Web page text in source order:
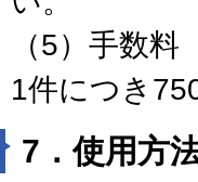
（5）手数料
1件につき
7．使用方